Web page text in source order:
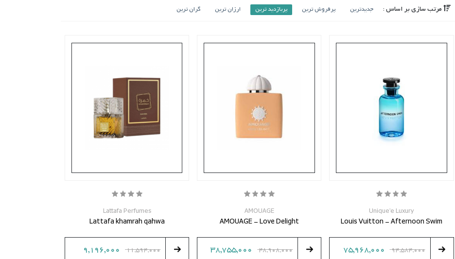
مرتب سازی بر اساس : جدیدترین پرفروش ترین پربازدید ترین ارزان ترین گران ترین
Unique'e Luxury
Louis Vuitton - Afternoon Swim
94,584,000
75,968,000
AMOUAGE
AMOUAGE - Love Delight
48,908,000
38,755,000
Lattafa Perfumes
Lattafa khamrah qahwa
11,594,000
9,196,000